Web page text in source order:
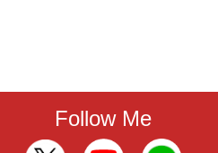
Follow Me